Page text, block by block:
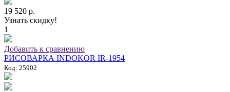
19 520 р.
Узнать скидку!
1
Добавить к сравнению
РИСОВАРКА INDOKOR IR-1954
Код: 25902